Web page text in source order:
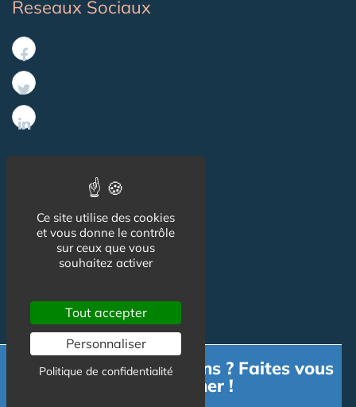
Reseaux Sociaux
Informations
CGU
Mentions légales
Contact
ContactBesoin d'informations ? Faites vous
accompagner !
Ce site utilise des cookies
et vous donne le contrôle
sur ceux que vous
souhaitez activer
Tout accepter
Personnaliser
Politique de confidentialité